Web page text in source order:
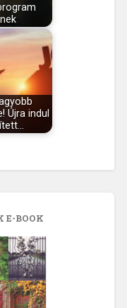
Újra indul
E-BOOK